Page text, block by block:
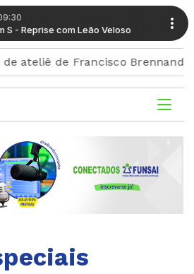
com Leão Veloso Brasil com S -
de Francisco Brennand celebra